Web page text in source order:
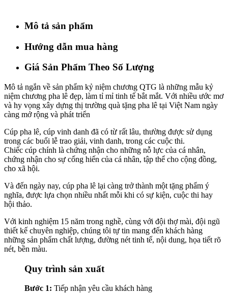
Mô tả sản phẩm
Hướng dẫn mua hàng
Giá Sản Phẩm Theo Số Lượng
Mô tả ngắn về sản phẩm kỷ niệm chương QTG là những mẫu kỷ
niệm chương pha lê đẹp, làm tỉ mỉ tinh tế bắt mắt. Với nhiều ước mơ
và hy vọng xây dựng thị trường quà tặng pha lê tại Việt Nam ngày
càng mở rộng và phát triển
Cúp pha lê, cúp vinh danh đã có từ rất lâu, thường được sử dụng
trong các buổi lễ trao giải, vinh danh, trong các cuộc thi.
Chiếc cúp chính là chứng nhận cho những nỗ lực của cá nhân,
chứng nhận cho sự cống hiến của cá nhân, tập thể cho cộng đồng,
cho xã hội.
Và đến ngày nay, cúp pha lê lại càng trở thành một tặng phẩm ý
nghĩa, được lựa chọn nhiều nhất mỗi khi có sự kiện, cuộc thi hay
hội thảo.
Với kinh nghiệm 15 năm trong nghề, cùng với đội thợ mài, đội ngũ
thiết kế chuyên nghiệp, chúng tôi tự tin mang đến khách hàng
những sản phẩm chất lượng, đường nét tinh tế, nội dung, họa tiết rõ
nét, bền màu.
Quy trình sản xuất
Bước 1: Tiếp nhận yêu cầu khách hàng